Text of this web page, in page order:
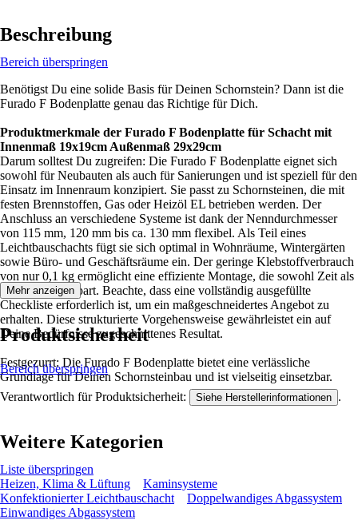
Beschreibung
Bereich überspringen
Benötigst Du eine solide Basis für Deinen Schornstein? Dann ist die
Furado F Bodenplatte genau das Richtige für Dich.
Produktmerkmale der Furado F Bodenplatte für Schacht mit
Innenmaß 19x19cm Außenmaß 29x29cm
Darum solltest Du zugreifen: Die Furado F Bodenplatte eignet sich
sowohl für Neubauten als auch für Sanierungen und ist speziell für den
Einsatz im Innenraum konzipiert. Sie passt zu Schornsteinen, die mit
festen Brennstoffen, Gas oder Heizöl EL betrieben werden. Der
Anschluss an verschiedene Systeme ist dank der Nenndurchmesser
von 115 mm, 120 mm bis ca. 130 mm flexibel. Als Teil eines
Leichtbauschachts fügt sie sich optimal in Wohnräume, Wintergärten
sowie Büro- und Geschäftsräume ein. Der geringe Klebstoffverbrauch
von nur 0,1 kg ermöglicht eine effiziente Montage, die sowohl Zeit als
auch Material spart. Beachte, dass eine vollständig ausgefüllte
Checkliste erforderlich ist, um ein maßgeschneidertes Angebot zu
erhalten. Diese strukturierte Vorgehensweise gewährleistet ein auf
Deine Bedürfnisse zugeschnittenes Resultat.
Festgezurrt: Die Furado F Bodenplatte bietet eine verlässliche
Grundlage für Deinen Schornsteinbau und ist vielseitig einsetzbar.
Mehr anzeigen
Produktsicherheit
Bereich überspringen
Verantwortlich für Produktsicherheit: Siehe Herstellerinformationen .
Weitere Kategorien
Liste überspringen
Heizen, Klima & Lüftung
Kaminsysteme
Konfektionierter Leichtbauschacht
Doppelwandiges Abgassystem
Einwandiges Abgassystem